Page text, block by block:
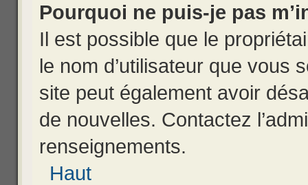
Pourquoi ne puis-je pas
Il est possible que le
le nom d’utilisateur que vous
site peut également avoir
de nouvelles. Contactez
renseignements.
Haut